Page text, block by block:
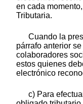
en cada
Tributaria.
Cuando la
párrafo anterior
colaboradores
estos quienes
electrónico
c) Para